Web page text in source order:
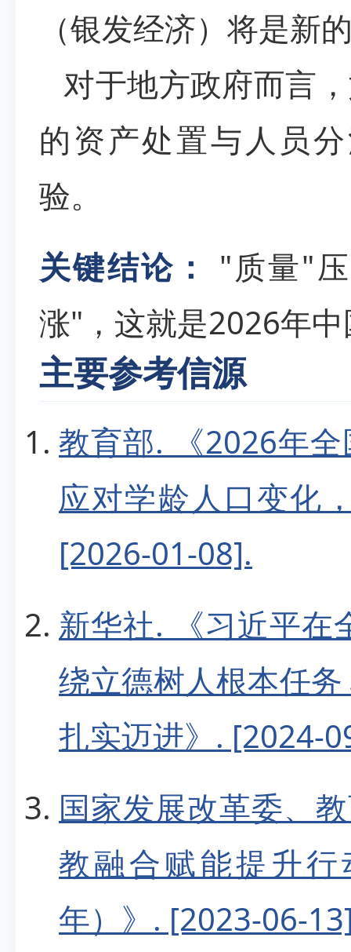
（银发经济）将是新
对于地方政府而言
的资产处置与人员
验。
关键结论：
"质量"
涨"，这就是2026年
主要参考信源
教育部. 《2026年
应对学龄人口变化
[2026-01-08].
新华社. 《习近平在
绕立德树人根本任
扎实迈进》. [2024-
国家发展改革委、
教融合赋能提升行
年）》. [2023-06-